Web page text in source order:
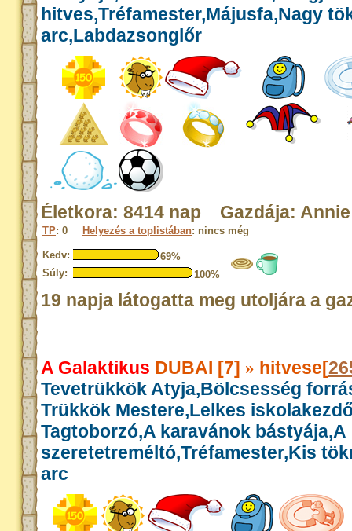
hitves,Tréfamester,Májusfa,Nagy
arc,Labdazsonglőr
Életkora: 8414 nap Gazdája: Annie
TP: 0 Helyezés a toplistában: nincs még
Kedv:
69%
Súly:
100%
19 napja látogatta meg utoljára a
A Galaktikus DUBAI [7] » hitvese[
Tevetrükkök Atyja,Bölcsesség
Trükkök Mestere,Lelkes
Tagtoborzó,A karavánok bástyája,A
szeretetreméltó,Tréfamester,Kis
arc